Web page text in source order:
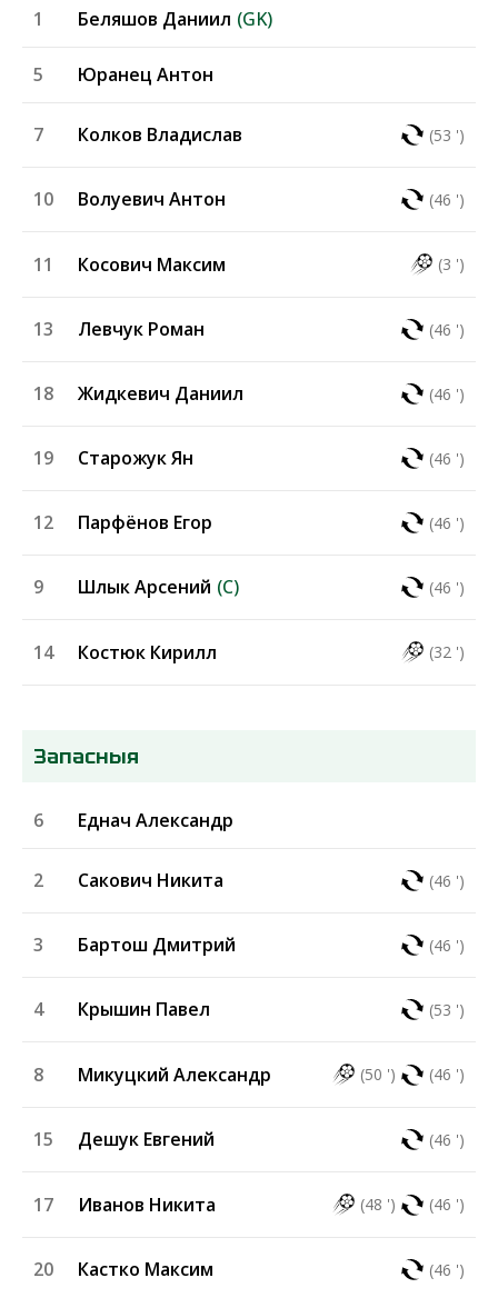
(GK)
Беляшов Даниил
1
Юранец Антон
5
(53 ')
Колков Владислав
7
(46 ')
Волуевич Антон
10
(3 ')
Косович Максим
11
(46 ')
Левчук Роман
13
(46 ')
Жидкевич Даниил
18
(46 ')
Старожук Ян
19
(46 ')
Парфёнов Егор
12
(46 ')
(C)
Шлык Арсений
9
(32 ')
Костюк Кирилл
14
Запасныя
Еднач Александр
6
(46 ')
Сакович Никита
2
(46 ')
Бартош Дмитрий
3
(53 ')
Крышин Павел
4
(50 ') (46 ')
Микуцкий Александр
8
(46 ')
Дешук Евгений
15
(48 ') (46 ')
Иванов Никита
17
(46 ')
Кастко Максим
20